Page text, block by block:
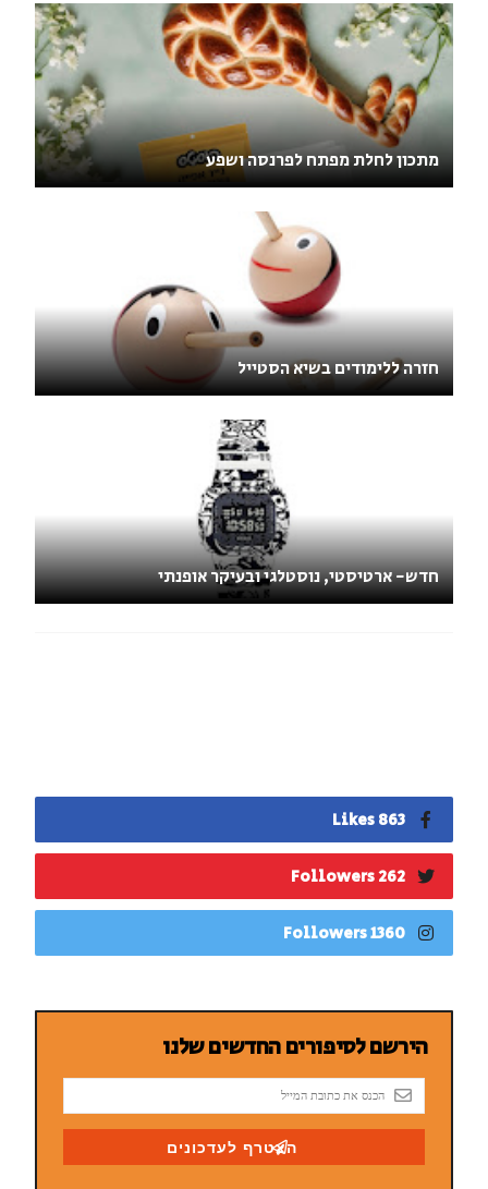
מתכון לחלת מפתח לפרנסה ושפע
חזרה ללימודים בשיא הסטייל
חדש- ארטיסטי, נוסטלגי ובעיקר אופנתי
863 Likes
262 Followers
1360 Followers